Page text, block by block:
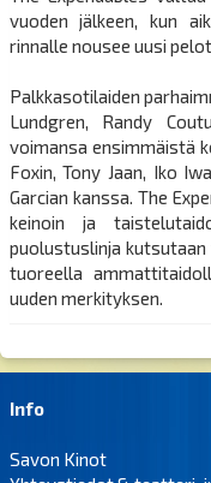
vuoden jälkeen, kun
rinnalle nousee uusi
Palkkasotilaiden
Lundgren, Randy
voimansa ensimmäistä
Foxin, Tony Jaan, Iko
Garcian kanssa. The
keinoin ja
puolustuslinja
tuoreella
uuden merkityksen.
Info
Savon Kinot